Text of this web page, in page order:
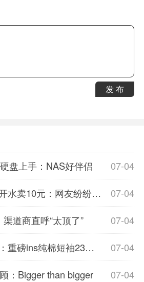
发 布
07-04
盘上手：NAS好伴侣
07-04
10元：网友纷纷表示理解
07-04
道商直呼“太顶了”
07-04
ins纯棉短袖23元/件发车
07-04
：Bigger than bigger